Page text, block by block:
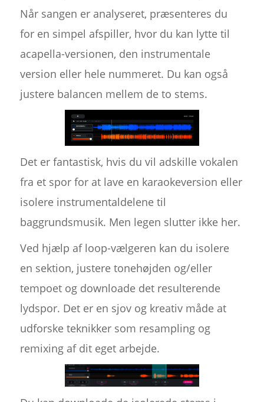
Når sangen er analyseret, præsenteres du
for en simpel afspiller, hvor du kan lytte til
acapella-versionen, den instrumentale
version eller hele nummeret. Du kan også
justere balancen mellem de to stems.
Det er fantastisk, hvis du vil adskille vokalen
fra et spor for at lave en karaokeversion eller
isolere instrumentaldelene til
baggrundsmusik. Men legen slutter ikke her.
Ved hjælp af loop-vælgeren kan du isolere
en sektion, justere tonehøjden og/eller
tempoet og downloade det resulterende
lydspor. Det er en sjov og kreativ måde at
udforske teknikker som resampling og
remixing af dit eget arbejde.